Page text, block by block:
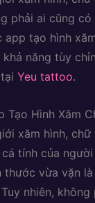
phải ai cũng
app tạo hình
khả năng tùy
Yeu tattoo.
Tạo Hình Xăm
xăm hình,
tính của
thước vừa vặn
nhiên,